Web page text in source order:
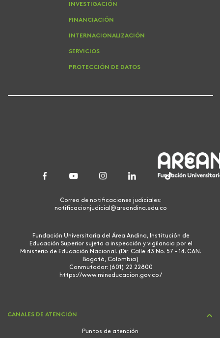
INVESTIGACIÓN
FINANCIACIÓN
INTERNACIONALIZACIÓN
SERVICIOS
PROTECCIÓN DE DATOS
Correo de notificaciones judiciales:
notificacionjudicial@areandina.edu.co
Fundación Universitaria del Área Andina, Institución de
Educación Superior sujeta a inspección y vigilancia por el
Ministerio de Educación Nacional. (Dir: Calle 43 No. 57 - 14. CAN.
Bogotá, Colombia)
Conmutador: (601) 22 22800
https://www.mineducacion.gov.co/
CANALES DE ATENCIÓN
Puntos de atención